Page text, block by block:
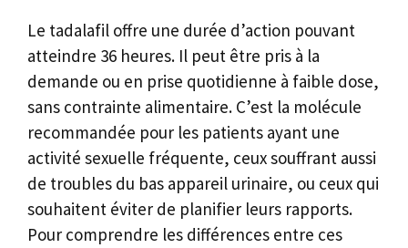
Le tadalafil offre une durée d’action pouvant
atteindre 36 heures. Il peut être pris à la
demande ou en prise quotidienne à faible dose,
sans contrainte alimentaire. C’est la molécule
recommandée pour les patients ayant une
activité sexuelle fréquente, ceux souffrant aussi
de troubles du bas appareil urinaire, ou ceux qui
souhaitent éviter de planifier leurs rapports.
Pour comprendre les différences entre ces